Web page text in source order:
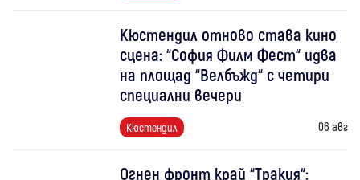
Кюстендил отново става кино
сцена: “София Филм Фест“ идва
на площад “Велбъжд“ с четири
специални вечери
Кюстендил 06 авг
Огнен фронт край “Тракия“: